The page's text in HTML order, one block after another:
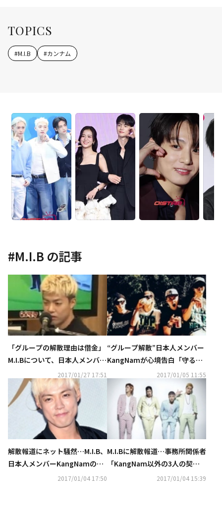
TOPICS
#M.I.B #カンナム
#M.I.B の記事
「グループの解散理由は借金」
M.I.Bについて、日本人メンバー
KangNamが驚きの告白2017/01/27 17:51
“グループ解散”日本人メンバー
KangNamが心境告白「守るべ
きものを守れなかった」
2017/01/05 11:55
解散報道にネット騒然…M.I.B、
日本人メンバーKangNamの今
2017/01/04 17:50
M.I.Bに解散報道…事務所関係者
「KangNam以外の3人の契約
2017/01/04 15:39